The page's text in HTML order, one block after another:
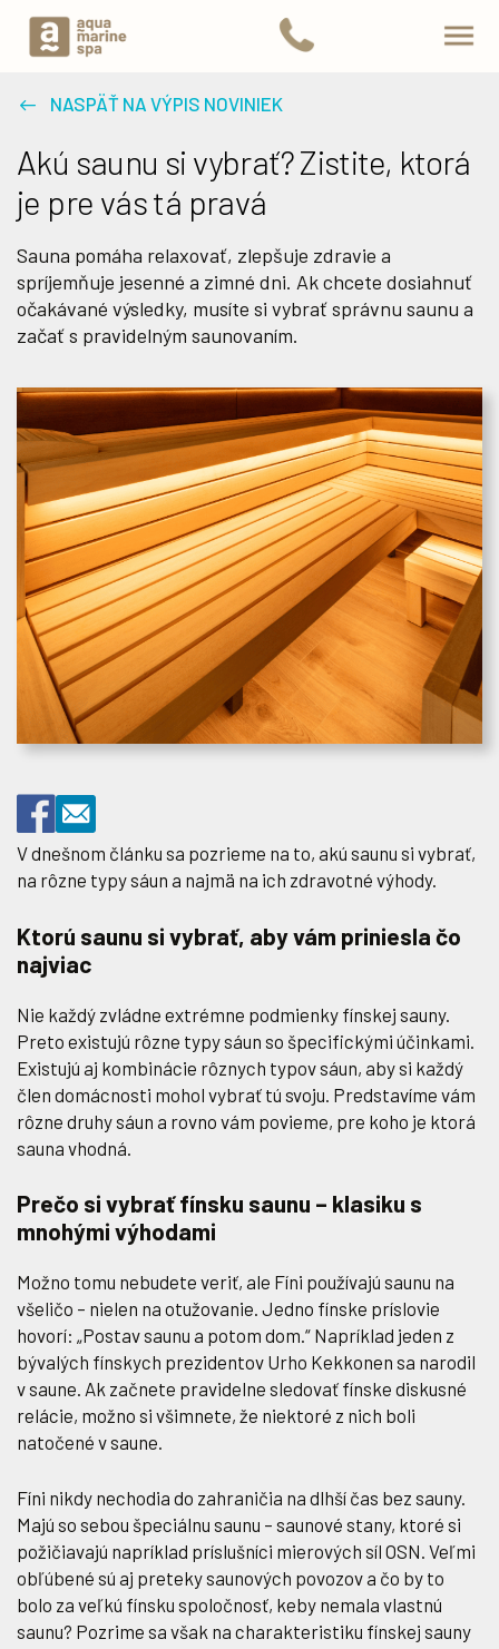
NASPÄŤ NA VÝPIS NOVINIEK
Akú saunu si vybrať? Zistite, ktorá
je pre vás tá pravá
Sauna pomáha relaxovať, zlepšuje zdravie a
spríjemňuje jesenné a zimné dni. Ak chcete dosiahnuť
očakávané výsledky, musíte si vybrať správnu saunu a
začať s pravidelným saunovaním.
V dnešnom článku sa pozrieme na to, akú saunu si vybrať,
na rôzne typy sáun a najmä na ich zdravotné výhody.
Ktorú saunu si vybrať, aby vám priniesla čo
najviac
Nie každý zvládne extrémne podmienky fínskej sauny.
Preto existujú rôzne typy sáun so špecifickými účinkami.
Existujú aj kombinácie rôznych typov sáun, aby si každý
člen domácnosti mohol vybrať tú svoju. Predstavíme vám
rôzne druhy sáun a rovno vám povieme, pre koho je ktorá
sauna vhodná.
Prečo si vybrať fínsku saunu – klasiku s
mnohými výhodami
Možno tomu nebudete veriť, ale Fíni používajú saunu na
všeličo – nielen na otužovanie. Jedno fínske príslovie
hovorí: „Postav saunu a potom dom.“ Napríklad jeden z
bývalých fínskych prezidentov Urho Kekkonen sa narodil
v saune. Ak začnete pravidelne sledovať fínske diskusné
relácie, možno si všimnete, že niektoré z nich boli
natočené v saune.
Fíni nikdy nechodia do zahraničia na dlhší čas bez sauny.
Majú so sebou špeciálnu saunu – saunové stany, ktoré si
požičiavajú napríklad príslušníci mierových síl OSN. Veľmi
obľúbené sú aj preteky saunových povozov a čo by to
bolo za veľkú fínsku spoločnosť, keby nemala vlastnú
saunu? Pozrime sa však na charakteristiku fínskej sauny